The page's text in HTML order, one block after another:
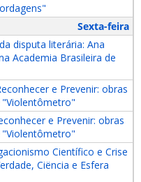
Sexta-feira
disputa literária: Ana
Academia Brasileira de
e Prevenir: obras
e Prevenir: obras
Científico e Crise
Ciëncia e Esfera